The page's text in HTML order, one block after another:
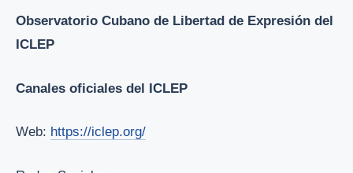
Observatorio Cubano de Libertad de Expresión del
ICLEP
Canales oficiales del ICLEP
Web: https://iclep.org/